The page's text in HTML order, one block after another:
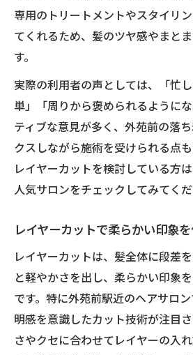
専用のトリートメントやスタイリ
てくれるため、髪のツヤ感やまと
す。
実際の利用者の声としては、「忙
単」「周りから褒められるように
ティブな意見が多く、外苑前の落
クスしながら施術を受けられる点
レイヤーカットを検討している方
人気サロンをチェックしてみてくだ
レイヤーカットで柔らかい印象
レイヤーカットは、髪全体に段差
と軽やかさを出し、柔らかい印象
です。特に外苑前駅近のヘアサロ
明感を意識したカット技術が注目
さやクセに合わせてレイヤーの入